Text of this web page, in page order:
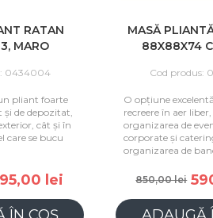
RATAN
MARO
0434004
pliant foarte
de depozitat,
cât și în
se bucu
lei
MASĂ
88X88X74
Cod produs:
O opțiune
recreere în aer liber,
organizarea de
corporate și
organizarea de
850,00 lei